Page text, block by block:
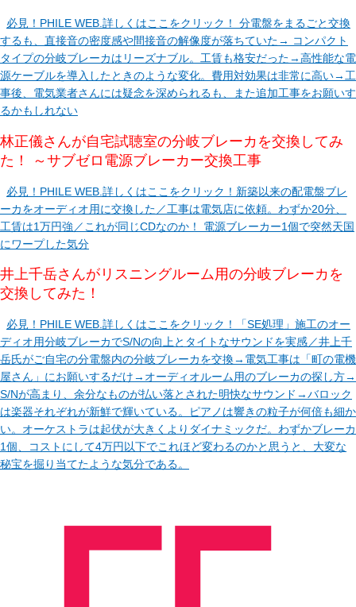
必見！PHILE WEB.詳しくはここをクリック！ 分電盤をまるごと交換
するも、直接音の密度感や間接音の解像度が落ちていた→ コンパクト
タイプの分岐ブレーカはリーズナブル。工賃も格安だった→高性能な電
源ケーブルを導入したときのような変化。費用対効果は非常に高い→工
事後、電気業者さんには疑念を深められるも、また追加工事をお願いす
るかもしれない
林正儀さんが自宅試聴室の分岐ブレーカを交換してみ
た！ ～サブゼロ電源ブレーカー交換工事
必見！PHILE WEB.詳しくはここをクリック！新築以来の配電盤ブレ
ーカをオーディオ用に交換した／工事は電気店に依頼。わずか20分、
工賃は1万円強／これが同じCDなのか！ 電源ブレーカー1個で突然天国
にワープした気分
井上千岳さんがリスニングルーム用の分岐ブレーカを
交換してみた！
必見！PHILE WEB.詳しくはここをクリック！「SE処理」施工のオー
ディオ用分岐ブレーカでS/Nの向上とタイトなサウンドを実感／井上千
岳氏がご自宅の分電盤内の分岐ブレーカを交換→電気工事は「町の電機
屋さん」にお願いするだけ→オーディオルーム用のブレーカの探し方→
S/Nが高まり、余分なものが払い落とされた明快なサウンド→バロック
は楽器それぞれが新鮮で輝いている。ピアノは響きの粒子が何倍も細か
い。オーケストラは起伏が大きくよりダイナミックだ。わずかブレーカ
1個、コストにして4万円以下でこれほど変わるのかと思うと、大変な
秘宝を掘り当てたような気分である。